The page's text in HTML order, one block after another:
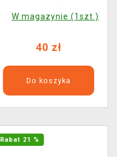
W magazynie (1szt.)
40 zł
Do koszyka
Rabat 21 %